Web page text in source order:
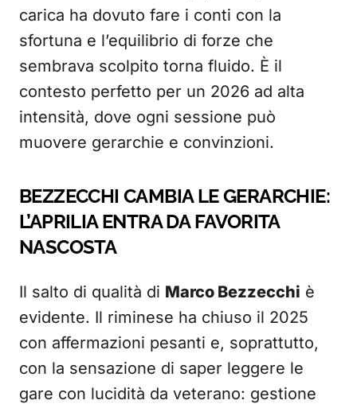
carica ha dovuto fare i conti con la
sfortuna e l’equilibrio di forze che
sembrava scolpito torna fluido. È il
contesto perfetto per un 2026 ad alta
intensità, dove ogni sessione può
muovere gerarchie e convinzioni.
BEZZECCHI CAMBIA LE GERARCHIE:
L’APRILIA ENTRA DA FAVORITA
NASCOSTA
Il salto di qualità di Marco Bezzecchi è
evidente. Il riminese ha chiuso il 2025
con affermazioni pesanti e, soprattutto,
con la sensazione di saper leggere le
gare con lucidità da veterano: gestione